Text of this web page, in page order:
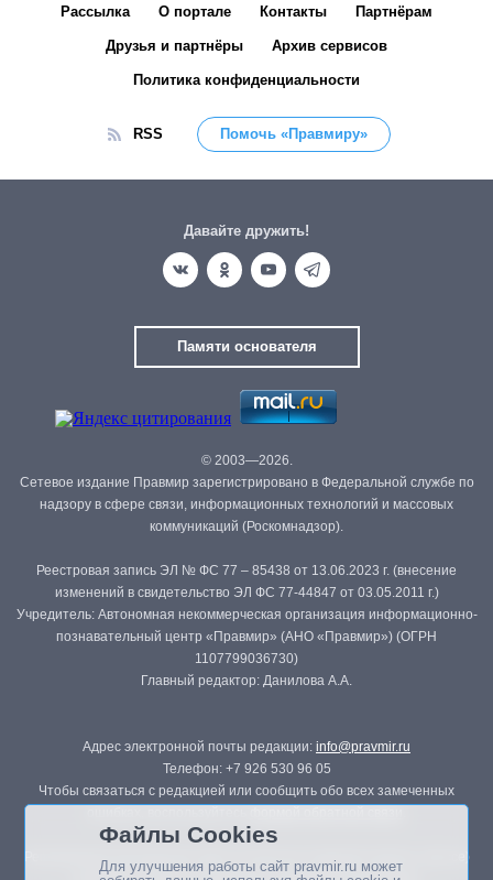
Рассылка О портале Контакты Партнёрам
Друзья и партнёры Архив сервисов
Политика конфиденциальности
RSS Помочь «Правмиру»
Давайте дружить!
Памяти основателя
© 2003—2026.
Сетевое издание Правмир зарегистрировано в Федеральной службе по
надзору в сфере связи, информационных технологий и массовых
коммуникаций (Роскомнадзор).
Реестровая запись ЭЛ № ФС 77 – 85438 от 13.06.2023 г. (внесение
изменений в свидетельство ЭЛ ФС 77-44847 от 03.05.2011 г.)
Учредитель: Автономная некоммерческая организация информационно-
познавательный центр «Правмир» (АНО «Правмир») (ОГРН
1107799036730)
Главный редактор: Данилова А.А.
Адрес электронной почты редакции: info@pravmir.ru
Телефон: +7 926 530 96 05
Чтобы связаться с редакцией или сообщить обо всех замеченных
Републикация материалов сайта в печатных изданиях (книгах, прессе)
Файлы Cookies
Для улучшения работы сайт pravmir.ru может